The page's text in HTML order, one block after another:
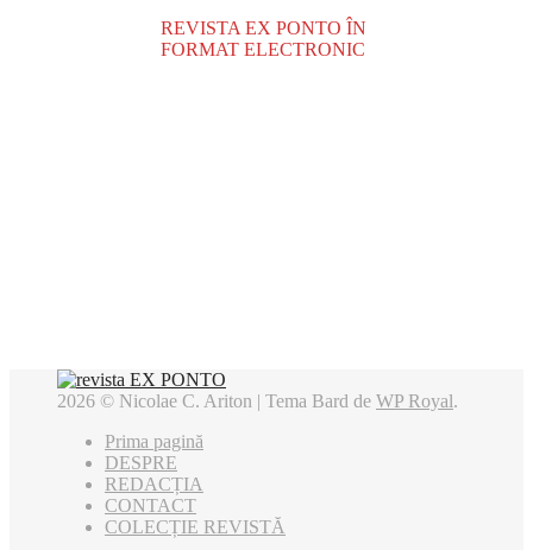
REVISTA EX PONTO ÎN
FORMAT ELECTRONIC
2026 © Nicolae C. Ariton | Tema Bard de WP Royal.
Prima pagină
DESPRE
REDACȚIA
CONTACT
COLECȚIE REVISTĂ